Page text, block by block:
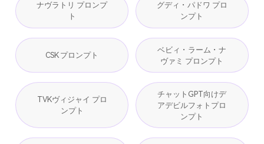
ナヴラトリ プロンプ
ト
グディ・パドワ プロ
ンプト
CSK プロンプト
ベビィ・ラーム・ナ
ヴァミ プロンプト
TVKヴィジャイ プロ
ンプト
チャットGPT向けデ
アデビルフォトプロ
ンプト